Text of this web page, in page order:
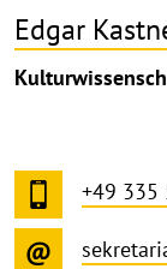
Edgar
+49 335